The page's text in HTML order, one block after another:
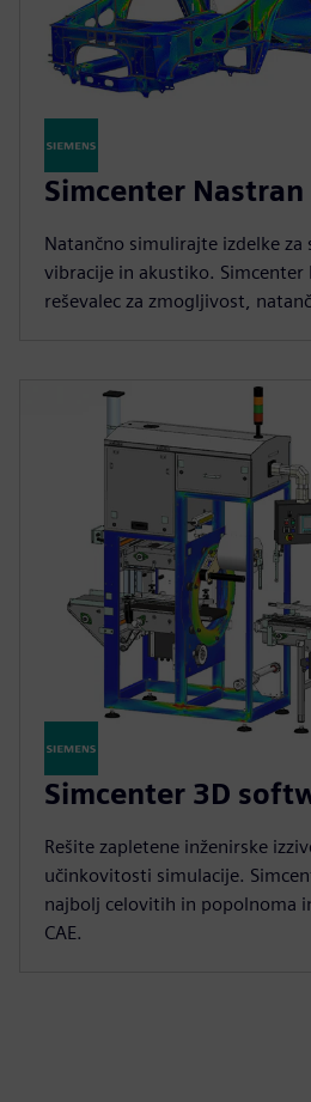
Simcenter
Natančno simulirajte izdelke
vibracije in akustiko. Simcenter
reševalec za zmogljivost,
Simcenter 3D
Rešite zapletene inženirske
učinkovitosti simulacije.
najbolj celovitih in popolnoma
CAE.